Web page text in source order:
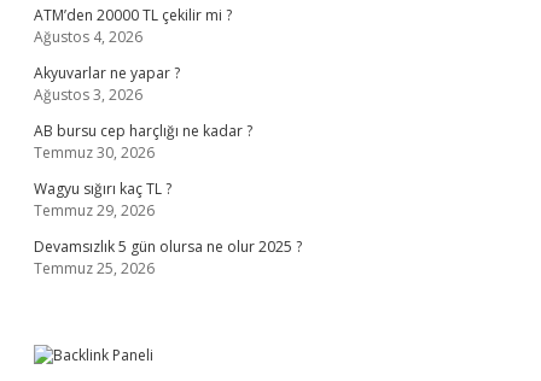
ATM’den 20000 TL çekilir mi ?
Ağustos 4, 2026
Akyuvarlar ne yapar ?
Ağustos 3, 2026
AB bursu cep harçlığı ne kadar ?
Temmuz 30, 2026
Wagyu sığırı kaç TL ?
Temmuz 29, 2026
Devamsızlık 5 gün olursa ne olur 2025 ?
Temmuz 25, 2026